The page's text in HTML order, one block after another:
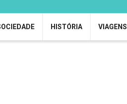
HISTÓRIA VIAGENS